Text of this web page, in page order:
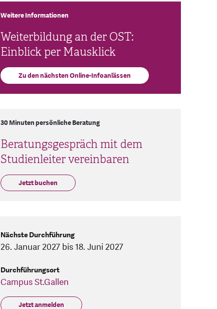
Weiterbildung an der OST:
Einblick per Mausklick
Weitere Informationen
Zu den nächsten Online-Infoanlässen
Beratungsgespräch mit dem
Studienleiter vereinbaren
30 Minuten persönliche Beratung
Jetzt buchen
Nächste Durchführung
26. Januar 2027 bis 18. Juni 2027
Durchführungsort
Campus St.Gallen
Jetzt anmelden